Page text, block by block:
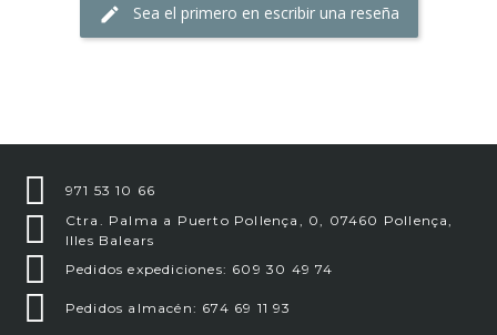
Sea el primero en escribir una reseña
971 53 10 66
Ctra. Palma a Puerto Pollença, 0, 07460 Pollença,
Illes Balears
Pedidos expediciones: 609 30 49 74
Pedidos almacén: 674 69 11 93